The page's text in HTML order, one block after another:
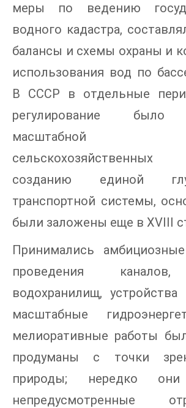
меры по ведению
водного кадастра,
балансы и схемы охраны и
использования вод по
В СССР в отдельные
регулирование было
масштабной
созданию единой
транспортной системы,
были заложены еще в XVIII
Принимались
проведения
водохранилищ,
масштабные
мелиоративные работы
продуманы с точки
природы; нередко
непредусмотренные